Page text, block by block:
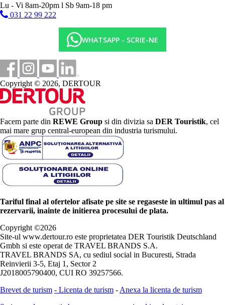
Lu - Vi 8am-20pm l Sb 9am-18 pm
031 22 99 222
WHATSAPP - SCRIE-NE
Copyright © 2026, DERTOUR
Facem parte din REWE Group si din divizia sa DER Touristik, cel
mai mare grup central-european din industria turismului.
Tariful final al ofertelor afisate pe site se regaseste in ultimul pas al
rezervarii, inainte de initierea procesului de plata.
Copyright ©2026
Site-ul www.dertour.ro este proprietatea DER Touristik Deutschland
Gmbh si este operat de TRAVEL BRANDS S.A.
TRAVEL BRANDS SA, cu sediul social in Bucuresti, Strada
Reinvierii 3-5, Etaj 1, Sector 2
J2018005790400, CUI RO 39257566.
Brevet de turism - Licenta de turism - Anexa la licenta de turism